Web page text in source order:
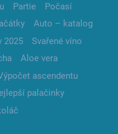
Partie
Počasí
Auto – katalog
2025
Svařené víno
Aloe vera
ascendentu
palačinky